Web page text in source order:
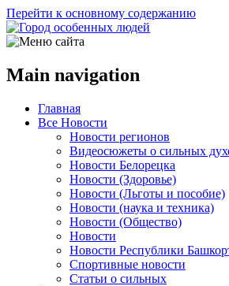
Перейти к основному содержанию
Main navigation
Главная
Все Новости
Новости регионов
Видеосюжеты о сильных
Новости Белорецка
Новости (Здоровье)
Новости (Льготы и пособие)
Новости (наука и техника)
Новости (Общество)
Новости
Новости Республики
Спортивные новости
Статьи о сильных